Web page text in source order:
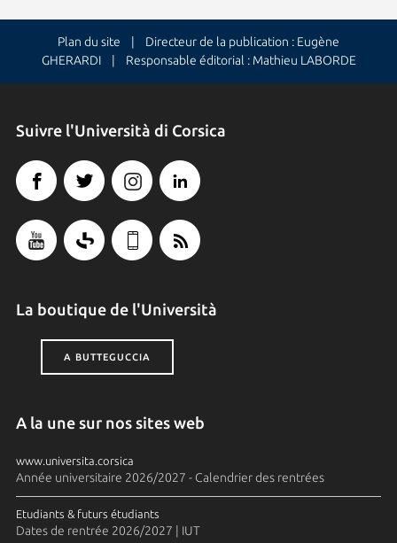
Plan du site | Directeur de la publication : Eugène
GHERARDI | Responsable éditorial : Mathieu LABORDE
Suivre l'Università di Corsica
La boutique de l'Università
A BUTTEGUCCIA
A la une sur nos sites web
www.universita.corsica
Année universitaire 2026/2027 - Calendrier des rentrées
Etudiants & futurs étudiants
Dates de rentrée 2026/2027 | IUT